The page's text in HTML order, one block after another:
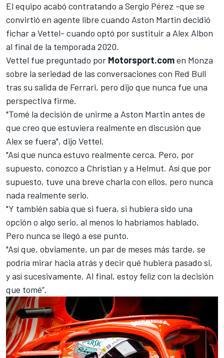
El equipo acabó contratando a Sergio Pérez -que se
convirtió en agente libre cuando Aston Martin decidió
fichar a Vettel- cuando optó por sustituir a Alex Albon
al final de la temporada 2020.
Vettel fue preguntado por Motorsport.comen Monza
sobre la seriedad de las conversaciones con Red Bull
tras su salida de Ferrari, pero dijo que nunca fue una
perspectiva firme.
"Tomé la decisión de unirme a Aston Martin antes de
que creo que estuviera realmente en discusión que
Alex se fuera", dijo Vettel.
"Así que nunca estuvo realmente cerca. Pero, por
supuesto, conozco a Christian y a Helmut. Así que por
supuesto, tuve una breve charla con ellos, pero nunca
nada realmente serio.
"Y también sabía que si fuera, si hubiera sido una
opción o algo serio, al menos lo habríamos hablado.
Pero nunca se llegó a ese punto.
"Así que, obviamente, un par de meses más tarde, se
podría mirar hacia atrás y decir qué hubiera pasado si,
y así sucesivamente. Al final, estoy feliz con la decisión
que tomé”.